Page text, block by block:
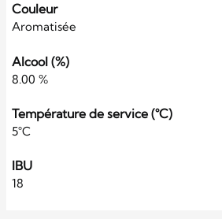
Couleur
Aromatisée
Alcool (%)
8.00 %
Température de service (°C)
5°C
IBU
18